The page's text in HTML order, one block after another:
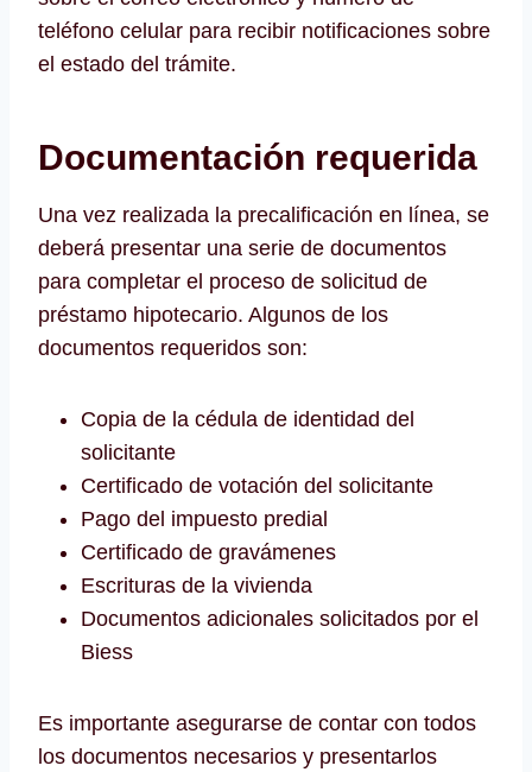
teléfono celular para recibir notificaciones sobre
el estado del trámite.
Documentación requerida
Una vez realizada la precalificación en línea, se
deberá presentar una serie de documentos
para completar el proceso de solicitud de
préstamo hipotecario. Algunos de los
documentos requeridos son:
Copia de la cédula de identidad del
solicitante
Certificado de votación del solicitante
Pago del impuesto predial
Certificado de gravámenes
Escrituras de la vivienda
Documentos adicionales solicitados por el
Biess
Es importante asegurarse de contar con todos
los documentos necesarios y presentarlos